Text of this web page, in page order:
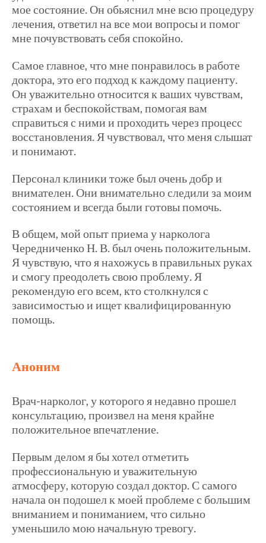
мое состояние. Он обьяснил мне всю процедуру
лечения, ответил на все мои вопросы и помог
мне почувствовать себя спокойно.
Самое главное, что мне понравилось в работе
доктора, это его подход к каждому пациенту.
Он уважительно относится к ваших чувствам,
страхам и беспокойствам, помогая вам
справиться с ними и проходить через процесс
восстановления. Я чувствовал, что меня слышат
и понимают.
Персонал клиники тоже был очень добр и
внимателен. Они внимательно следили за моим
состоянием и всегда были готовы помочь.
В общем, мой опыт приема у нарколога
Чередниченко Н. В. был очень положительным.
Я чувствую, что я нахожусь в правильных руках
и смогу преодолеть свою проблему. Я
рекомендую его всем, кто столкнулся с
зависимостью и ищет квалифицированную
помощь.
Аноним
Врач-нарколог, у которого я недавно прошел
консультацию, произвел на меня крайне
положительное впечатление.
Первым делом я бы хотел отметить
профессиональную и уважительную
атмосферу, которую создал доктор. С самого
начала он подошел к моей проблеме с большим
вниманием и пониманием, что сильно
уменьшило мою начальную тревогу.